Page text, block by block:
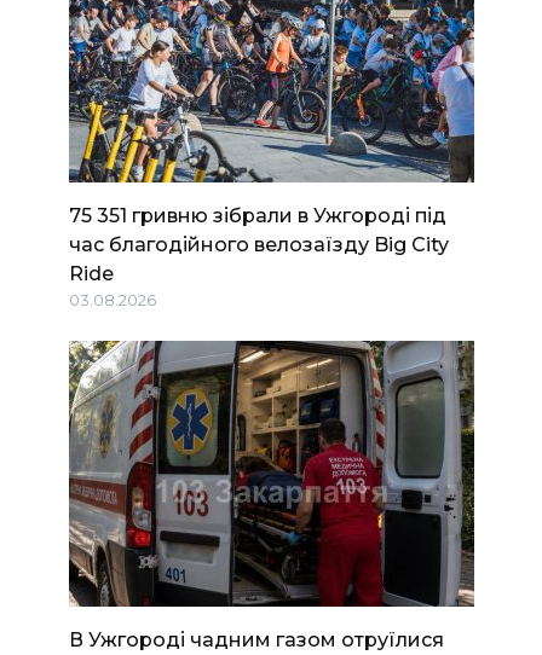
75 351 гривню зібрали в Ужгороді під
час благодійного велозаїзду Big Сity
Ride
03.08.2026
В Ужгороді чадним газом отруїлися